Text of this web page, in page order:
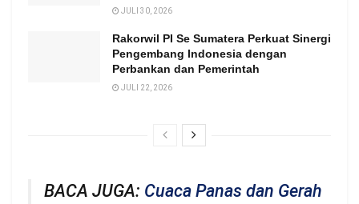
JULI 30, 2026
Rakorwil PI Se Sumatera Perkuat Sinergi
Pengembang Indonesia dengan
Perbankan dan Pemerintah
JULI 22, 2026
BACA JUGA: Cuaca Panas dan Gerah